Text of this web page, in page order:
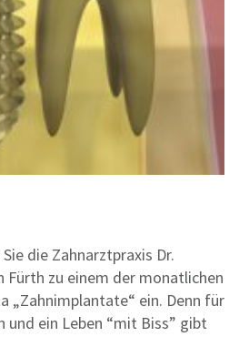
die Zahnarztpraxis Dr.
Fürth zu einem der monatlichen
„Zahnimplantate“ ein. Denn für
und ein Leben “mit Biss” gibt